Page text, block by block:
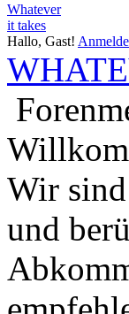
Whatever
it takes
Hallo, Gast!
Wir
und